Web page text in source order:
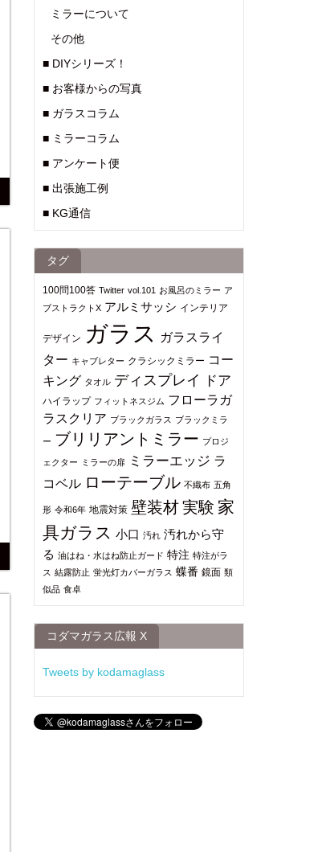
ミラーについて
その他
■ DIYシリーズ！
■ お客様からの写真
■ ガラスコラム
■ ミラーコラム
■ アンケート便
■ 出張施工例
■ KG通信
タグ
100問100答 Twitter vol.101 お風呂のミラー ア
ブストラクトX アルミサッシ インテリア
デザイン ガラス
ガラスライ
ター キャブレター クラシックミラー コー
キング タオル ディスプレイ ドア
ハイラップ フィットネスジム フローラガ
ラスクリア ブラックガラス ブラックミラ
ー ブリリアントミラー プロジ
ェクター ミラーの扉 ミラーエッジ ラ
コベル ローテーブル 不織布 五角
形 令和6年 地震対策 壁装材 実験 家
具ガラス 小口 汚れ 汚れから守
る 油はね・水はね防止ガード 特注 特注がラ
ス 結露防止 蛍光灯カバーガラス 蝶番 鏡面 類
似品 食卓
コダマガラス広報 X
Tweets by kodamaglass